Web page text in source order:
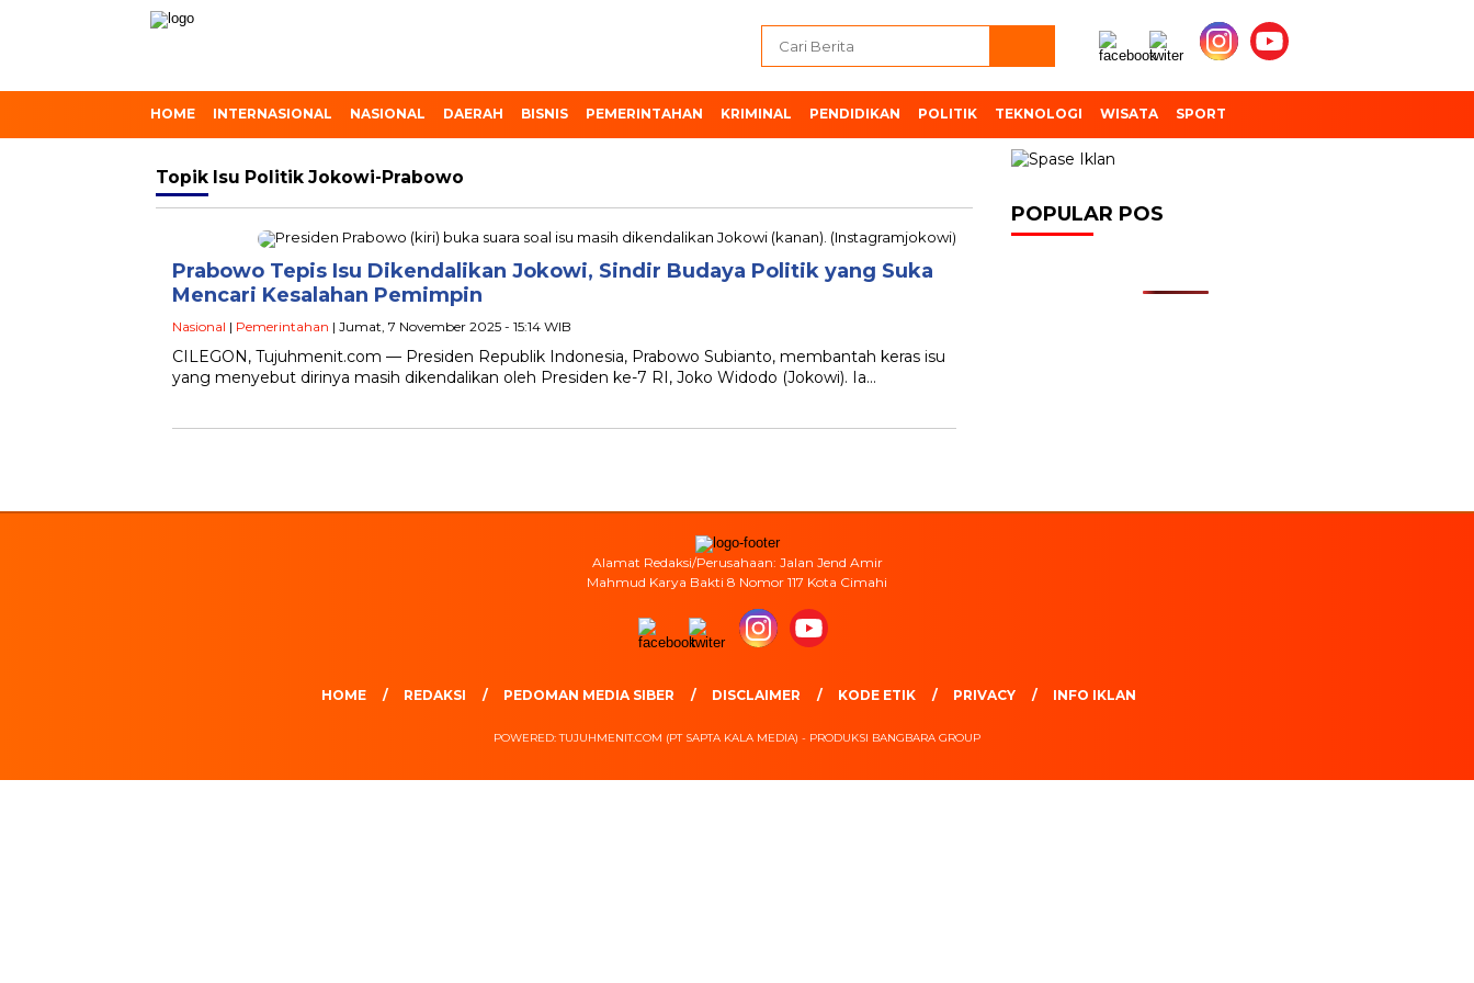
HOME INTERNASIONAL NASIONAL DAERAH BISNIS PEMERINTAHAN KRIMINAL PENDIDIKAN POLITIK TEKNOLOGI WISATA SPORT
Topik Isu Politik Jokowi-Prabowo
Prabowo Tepis Isu Dikendalikan Jokowi, Sindir Budaya Politik yang Suka
Mencari Kesalahan Pemimpin
Nasional | Pemerintahan | Jumat, 7 November 2025 - 15:14 WIB
CILEGON, Tujuhmenit.com — Presiden Republik Indonesia, Prabowo Subianto, membantah keras isu
yang menyebut dirinya masih dikendalikan oleh Presiden ke-7 RI, Joko Widodo (Jokowi). Ia…
POPULAR POS
Alamat Redaksi/Perusahaan: Jalan Jend Amir
Mahmud Karya Bakti 8 Nomor 117 Kota Cimahi
HOME REDAKSI PEDOMAN MEDIA SIBER DISCLAIMER KODE ETIK PRIVACY INFO IKLAN
POWERED: TUJUHMENIT.COM (PT SAPTA KALA MEDIA) - PRODUKSI BANGBARA GROUP